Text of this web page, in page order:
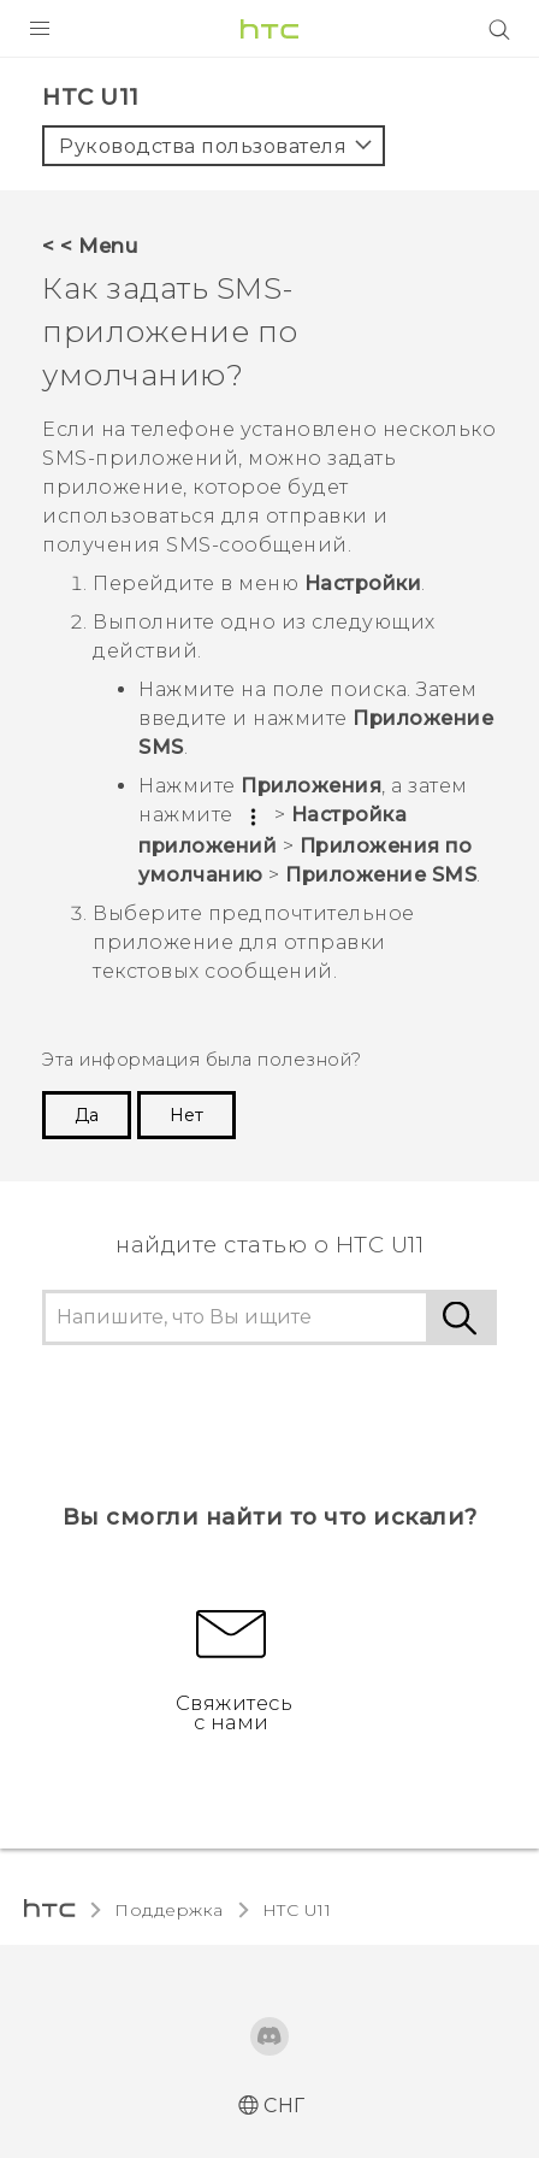
5G
VIVERSE
ПОДДЕРЖКА
HTC U11‎
Руководства пользователя
< < Menu
Как задать SMS-
приложение по
умолчанию?
Если на телефоне установлено несколько
SMS-приложений, можно задать
приложение, которое будет
использоваться для отправки и
получения SMS-сообщений.
Перейдите в меню Настройки.
Выполните одно из следующих
действий.
Нажмите на поле поиска. Затем
введите и нажмите Приложение
SMS.
Нажмите Приложения, а затем
нажмите
> Настройка
приложений > Приложения по
умолчанию > Приложение SMS.
Выберите предпочтительное
приложение для отправки
текстовых сообщений.
Эта информация была полезной?
Да
Нет
найдите статью о HTC U11
Вы смогли найти то что искали?
Свяжитесь
с нами
Поддержка HTC U11‎
СНГ